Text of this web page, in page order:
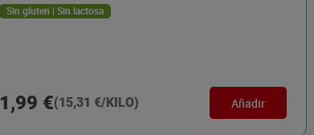
Sin gluten | Sin lactosa
1,99 €(15,31 €/KILO) Añadir